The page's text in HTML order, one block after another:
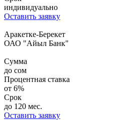
индивидуально
Оставить заявку
Аракетке-Берекет
ОАО "Айыл Банк"
Сумма
до сом
Процентная ставка
от 6%
Срок
до 120 мес.
Оставить заявку